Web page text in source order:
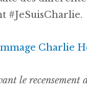
#JeSuisCharlie.
le recensement